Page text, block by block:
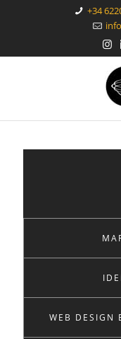
+34
WEB DESIGN